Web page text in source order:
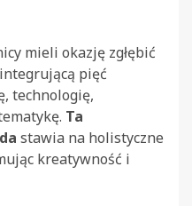
mieli okazję zgłębić
pięć
technologię,
Ta
stawia na holistyczne
kreatywność i